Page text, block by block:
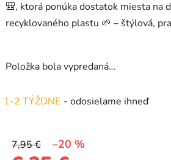
0,0
z
hviezdičiek.
🎒, ktorá ponúka dostatok miesta na
recyklovaného plastu 🌱 – štýlová,
Položka bola vypredaná…
1-2 TÝŽDNE - odosielame ihneď
7,95 € –20 %